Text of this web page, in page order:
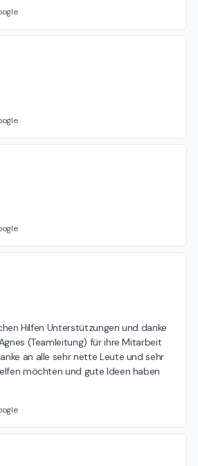
Hilfen Unterstützungen und danke
(Teamleitung) für ihre Mitarbeit
an alle sehr nette Leute und sehr
möchten und gute Ideen haben